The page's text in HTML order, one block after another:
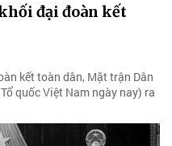
đại đoàn kết
kết toàn dân, Mặt trận Dân
quốc Việt Nam ngày nay) ra